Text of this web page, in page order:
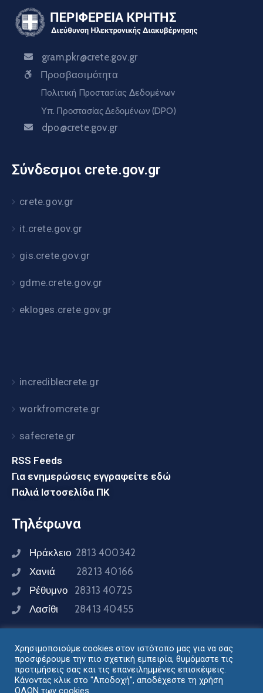
gram.pkr@crete.gov.gr
Προσβασιμότητα
Πολιτική Προστασίας Δεδομένων
Υπ. Προστασίας Δεδομένων (DPO)
dpo@crete.gov.gr
Σύνδεσμοι crete.gov.gr
crete.gov.gr
it.crete.gov.gr
gis.crete.gov.gr
gdme.crete.gov.gr
ekloges.crete.gov.gr
incrediblecrete.gr
workfromcrete.gr
safecrete.gr
RSS Feeds
Για ενημερώσεις εγγραφείτε εδώ
Παλιά Ιστοσελίδα ΠΚ
Τηλέφωνα
Ηράκλειο 2813 400342
Χανιά 28213 40166
Ρέθυμνο 28313 40725
Λασίθι 28413 40455
Συνδεθείτε μαζί μας
Χρησιμοποιούμε cookies στον ιστότοπο μας για να σας
προσφέρουμε την πιο σχετική εμπειρία, θυμόμαστε τις
προτιμήσεις σας και τις επανειλημμένες επισκέψεις.
Κάνοντας κλικ στο "Αποδοχή", αποδέχεστε τη χρήση
ΟΛΩΝ των cookies.